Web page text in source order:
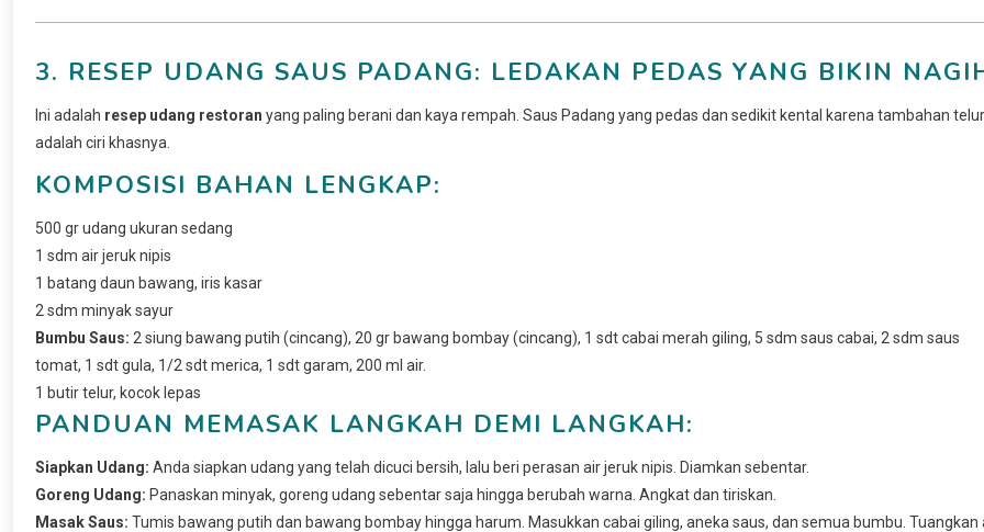
3. RESEP UDANG SAUS PADANG: LEDAKAN PEDAS YANG BIKIN
Ini adalah resep udang restoran yang paling berani dan kaya rempah. Saus Padang yang pedas dan sedikit kental karena tambahan telur
adalah ciri khasnya.
KOMPOSISI BAHAN LENGKAP:
500 gr udang ukuran sedang
1 sdm air jeruk nipis
1 batang daun bawang, iris kasar
2 sdm minyak sayur
Bumbu Saus: 2 siung bawang putih (cincang), 20 gr bawang bombay (cincang), 1 sdt cabai merah giling, 5 sdm saus cabai, 2 sdm saus
tomat, 1 sdt gula, 1/2 sdt merica, 1 sdt garam, 200 ml air.
1 butir telur, kocok lepas
PANDUAN MEMASAK LANGKAH DEMI LANGKAH:
Siapkan Udang: Anda siapkan udang yang telah dicuci bersih, lalu beri perasan air jeruk nipis. Diamkan sebentar.
Goreng Udang: Panaskan minyak, goreng udang sebentar saja hingga berubah warna. Angkat dan tiriskan.
Masak Saus: Tumis bawang putih dan bawang bombay hingga harum. Masukkan cabai giling, aneka saus, dan semua bumbu. Tuangkan